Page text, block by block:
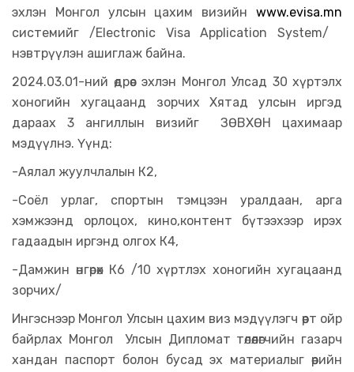
эхлэн Монгол улсын цахим визийн www.evisa.mn
системийг /Electronic Visa Application System/
нэвтрүүлэн ашиглаж байна.
2024.03.01-ний өдрөөс эхлэн Монгол Улсад 30 хүртэлх
хоногийн хугацаанд зорчих Хятад улсын иргэд
дараах 3 ангиллын визийг ЗӨВХӨН цахимаар
мэдүүлнэ. Үүнд:
-Аялал жуулчлалын К2,
-Соёл урлаг, спортын тэмцээн уралдаан, арга
хэмжээнд орлоцох, кино,контент бүтээхээр ирэх
гадаадын иргэнд олгох К4,
-Дамжин өнгөрөх К6 /10 хүртлэх хоногийн хугацаанд
зорчих/
Ингэснээр Монгол Улсын цахим виз мэдүүлэгч өөрт ойр
байрлах Монгол Улсын Дипломат төлөөлөгчийн газарч
хандан паспорт болон бусад эх материалыг өөрийн